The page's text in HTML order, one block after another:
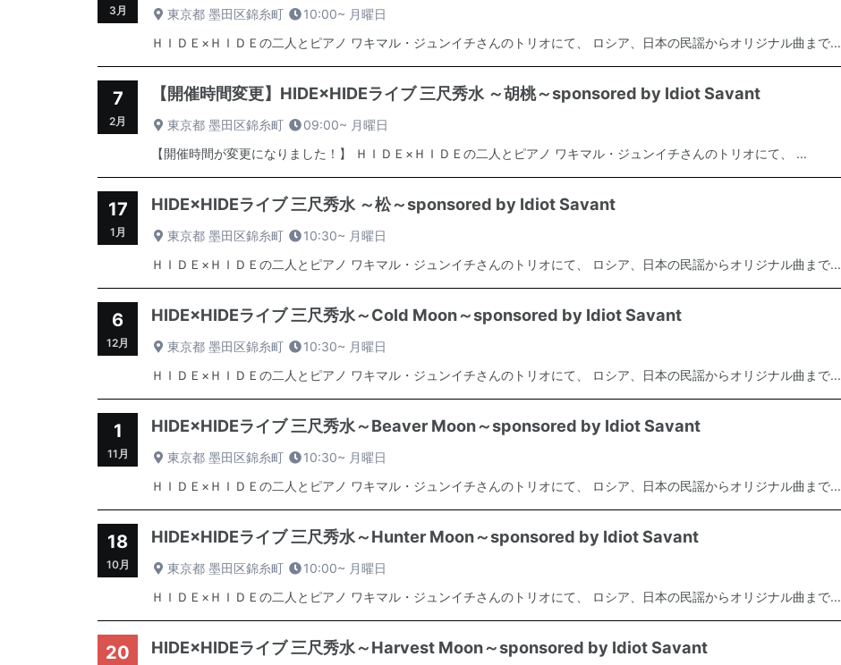
3月 東京都 墨田区錦糸町 10:00~ 月曜日
ＨＩＤＥ×ＨＩＤＥの二人とピアノ ワキマル・ジュンイチさんのトリオにて、 ロシア、日本の民謡からオリジナル曲まで...
7
2月
【開催時間変更】HIDE×HIDEライブ 三尺秀水 ～胡桃～sponsored by Idiot Savant
東京都 墨田区錦糸町 09:00~ 月曜日
【開催時間が変更になりました！】 ＨＩＤＥ×ＨＩＤＥの二人とピアノ ワキマル・ジュンイチさんのトリオにて、 ...
17
1月
HIDE×HIDEライブ 三尺秀水 ～松～sponsored by Idiot Savant
東京都 墨田区錦糸町 10:30~ 月曜日
ＨＩＤＥ×ＨＩＤＥの二人とピアノ ワキマル・ジュンイチさんのトリオにて、 ロシア、日本の民謡からオリジナル曲まで...
6
12月
HIDE×HIDEライブ 三尺秀水～Cold Moon～sponsored by Idiot Savant
東京都 墨田区錦糸町 10:30~ 月曜日
ＨＩＤＥ×ＨＩＤＥの二人とピアノ ワキマル・ジュンイチさんのトリオにて、 ロシア、日本の民謡からオリジナル曲まで...
1
11月
HIDE×HIDEライブ 三尺秀水～Beaver Moon～sponsored by Idiot Savant
東京都 墨田区錦糸町 10:30~ 月曜日
ＨＩＤＥ×ＨＩＤＥの二人とピアノ ワキマル・ジュンイチさんのトリオにて、 ロシア、日本の民謡からオリジナル曲まで...
18
10月
HIDE×HIDEライブ 三尺秀水～Hunter Moon～sponsored by Idiot Savant
東京都 墨田区錦糸町 10:00~ 月曜日
ＨＩＤＥ×ＨＩＤＥの二人とピアノ ワキマル・ジュンイチさんのトリオにて、 ロシア、日本の民謡からオリジナル曲まで...
20 HIDE×HIDEライブ 三尺秀水～Harvest Moon～sponsored by Idiot Savant